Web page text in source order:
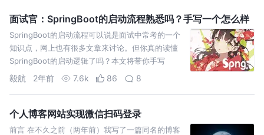
面试官：SpringBoot的启动流程熟悉吗？手写一个怎么样
SpringBoot的启动流程可以说是面试中常考的一个
知识点，网上也有很多文章来讨论。但你真的读懂
SpringBoot的启动逻辑了吗？本文将带你手写
SpringBooot，让你更加透彻理解其启动逻辑。
毅航 2年前 7.6k 86 8
个人博客网站实现微信扫码登录
前言 在不久之前（两年前）我写了一篇同名的博客